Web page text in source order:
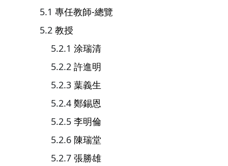
專任教師-總覽
教授
涂瑞清
許進明
葉義生
鄭錫恩
李明倫
陳瑞堂
張勝雄